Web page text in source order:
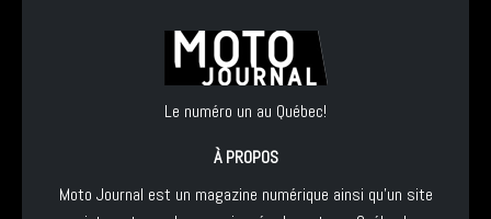
Le numéro un au Québec!
À PROPOS
Moto Journal est un magazine numérique ainsi qu'un site